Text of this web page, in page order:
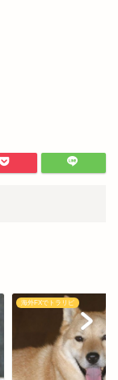
海外FXでトラリピ